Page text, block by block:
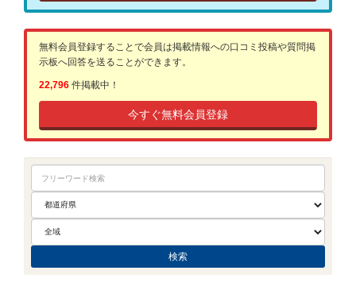
無料会員登録することで会員は掲載情報への口コミ投稿や質問掲
示板へ回答を送ることができます。
22,796 件掲載中！
今すぐ無料会員登録